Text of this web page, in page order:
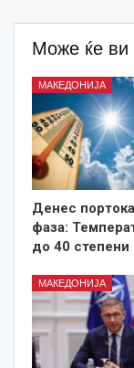
Може ќе ви
МАКЕДОНИЈА
Денес
фаза:
до 40 степени
МАКЕДОНИЈА